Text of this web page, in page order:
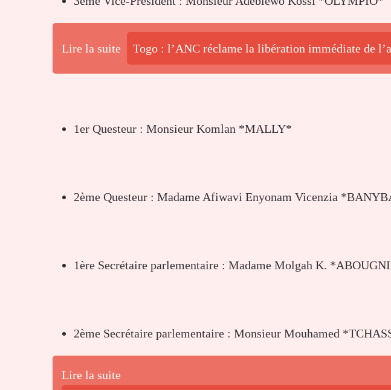
Lire la suite Togo : l’ANC réclame la libération immédiate de
1er Questeur : Monsieur Komlan *MALLY*
2ème Questeur : Madame Afiwavi Enyonam Vicenzia
1ère Secrétaire parlementaire : Madame Molgah K.
2ème Secrétaire parlementaire : Monsieur Mouhamed
Lire la suite